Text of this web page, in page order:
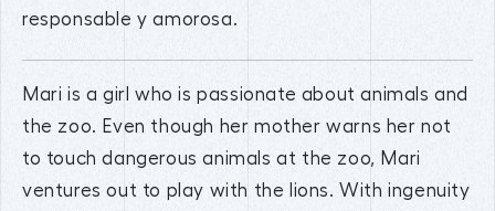
responsable y amorosa.
Mari is a girl who is passionate about animals and
the zoo. Even though her mother warns her not
to touch dangerous animals at the zoo, Mari
ventures out to play with the lions. With ingenuity